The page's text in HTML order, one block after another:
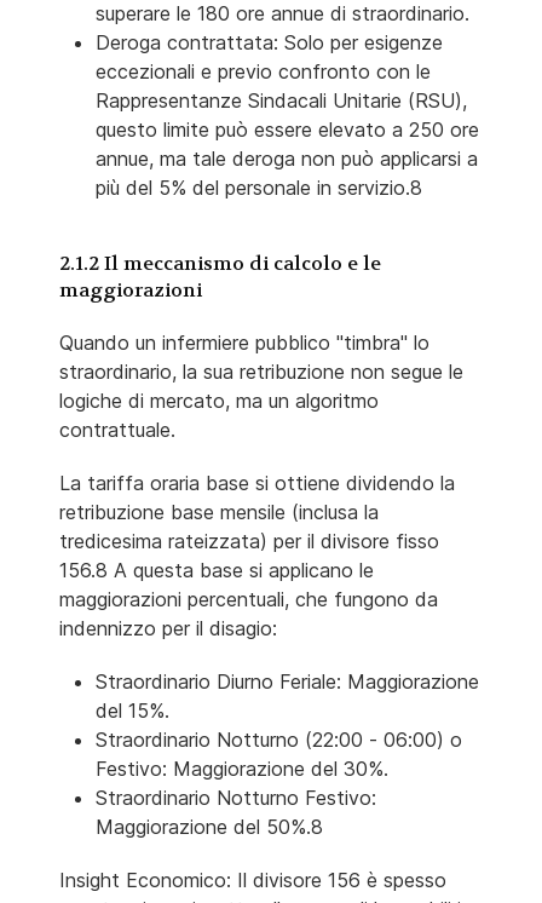
superare le 180 ore annue di straordinario.
Deroga contrattata: Solo per esigenze
eccezionali e previo confronto con le
Rappresentanze Sindacali Unitarie (RSU),
questo limite può essere elevato a 250 ore
annue, ma tale deroga non può applicarsi a
più del 5% del personale in servizio.8
2.1.2 Il meccanismo di calcolo e le
maggiorazioni
Quando un infermiere pubblico "timbra" lo
straordinario, la sua retribuzione non segue le
logiche di mercato, ma un algoritmo
contrattuale.
La tariffa oraria base si ottiene dividendo la
retribuzione base mensile (inclusa la
tredicesima rateizzata) per il divisore fisso
156.8 A questa base si applicano le
maggiorazioni percentuali, che fungono da
indennizzo per il disagio:
Straordinario Diurno Feriale: Maggiorazione
del 15%.
Straordinario Notturno (22:00 - 06:00) o
Festivo: Maggiorazione del 30%.
Straordinario Notturno Festivo:
Maggiorazione del 50%.8
Insight Economico: Il divisore 156 è spesso